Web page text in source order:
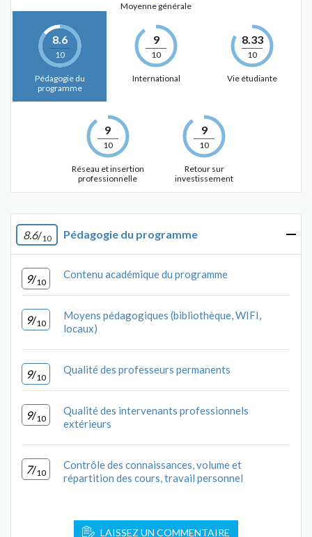
Moyenne générale
8.6
10
Pédagogie du
programme
9
10
International
8.33
10
Vie étudiante
9
10
Réseau et insertion
professionnelle
9
10
Retour sur
investissement
8.6/10 Pédagogie du programme
9/10
Contenu académique du programme
9/10
Moyens pédagogiques (bibliothèque, WIFI,
locaux)
9/10
Qualité des professeurs permanents
9/10
Qualité des intervenants professionnels
extérieurs
7/10
Contrôle des connaissances, volume et
répartition des cours, travail personnel
LAISSEZ UN COMMENTAIRE